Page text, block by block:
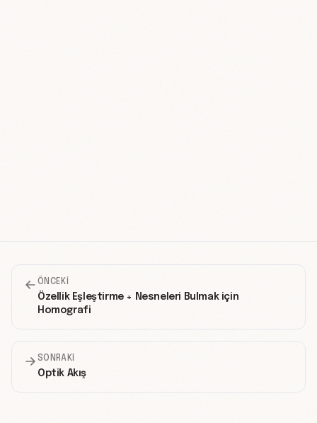
ÖNCEKI
Özellik Eşleştirme + Nesneleri Bulmak için
Homografi
SONRAKI
Optik Akış